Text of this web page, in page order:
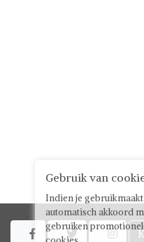
  
Gebruik van
Indien je
automatisch akkoord
gebruiken